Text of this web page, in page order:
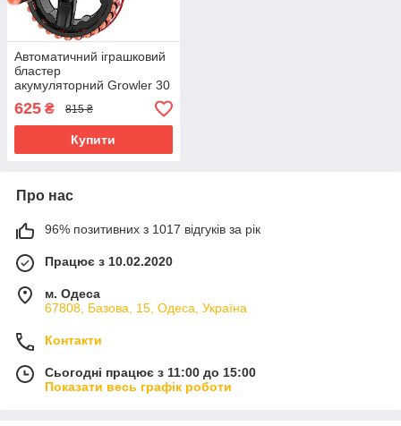
Автоматичний іграшковий
бластер
акумуляторний Growler 30
зарядів Набір з
додатковими 20 нерфами
625 ₴ 815 ₴
Купити
Про нас
96% позитивних з 1017 відгуків за рік
Працює з 10.02.2020
м. Одеса
67808, Базова, 15, Одеса, Україна
Контакти
Сьогодні працює з 11:00 до 15:00
Показати весь графік роботи